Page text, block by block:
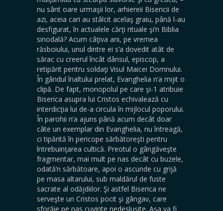
nu sânt oare urmaşii lor, arhiereii Bisericii de
azi, aceia cari au stâlcit acelaş graiu, până l-au
desfigurat, în actualele cărţi rituale şi’n Biblia
sinodală? Acum câţiva ani, pe vremea
răsboiului, unul dintre ei s’a dovedit atât de
sărac cu creerul încât dânsul, episcop, a
retipărit pentru soldaţi Visul Maicei Domnului.
În gândul înaltului prelat, Evanghelia n’a mijit o
clipă. De fapt, monopolul pe care şi-1 atribuie
Biserica asupra lui Cristos echivalează cu
interdicţia lui de-a circula în mijlocul poporului.
În parohii n’a ajuns până acum decât doar
câte un exemplar din Evanghelia, nu întreagă,
ci tipărită în pericope sărbătoreşti pentru
întrebuinţarea cultică. Preotul o gângăveşte
fragmentar, mai mult pe nas decât cu buzele,
odată’n sărbătoare, apoi o ascunde cu grijă
pe masa altarului, sub maldărul de fuste
sacrate al odăjdiilor. Şi astfel Biserica ne
serveşte un Cristos pocit şi gângav, care
sforăie pe nas cuvinte nedesluşite. Aşa va fi